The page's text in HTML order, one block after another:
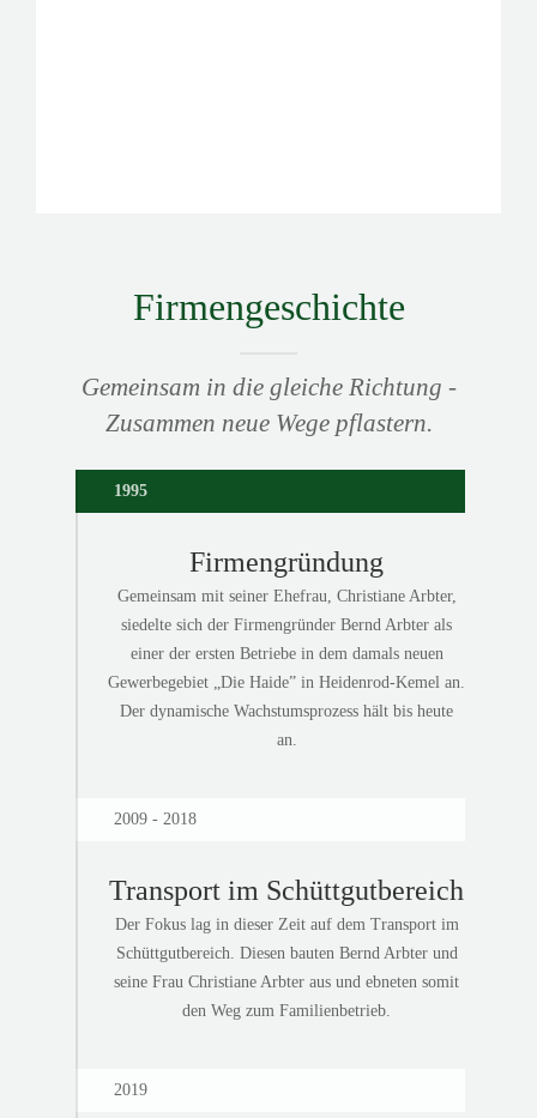
Firmengeschichte
Gemeinsam in die gleiche Richtung -
Zusammen neue Wege pflastern.
1995
Firmengründung
Gemeinsam mit seiner Ehefrau, Christiane Arbter,
siedelte sich der Firmengründer Bernd Arbter als
einer der ersten Betriebe in dem damals neuen
Gewerbegebiet „Die Haide” in Heidenrod-Kemel an.
Der dynamische Wachstumsprozess hält bis heute
an.
2009 - 2018
Transport im Schüttgutbereich
Der Fokus lag in dieser Zeit auf dem Transport im
Schüttgutbereich. Diesen bauten Bernd Arbter und
seine Frau Christiane Arbter aus und ebneten somit
den Weg zum Familienbetrieb.
2019